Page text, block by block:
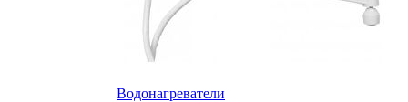
Водонагреватели